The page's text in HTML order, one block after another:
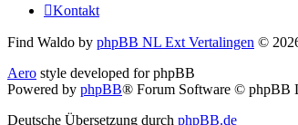
Kontakt
Find Waldo by phpBB NL Ext Vertalingen ©
Aero style developed for phpBB
Powered by phpBB® Forum Software © phpBB
Deutsche Übersetzung durch phpBB.de